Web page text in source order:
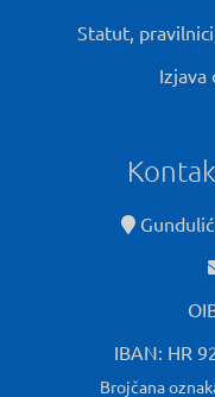
Statut,
Izjava
IBAN: HR
Brojčana